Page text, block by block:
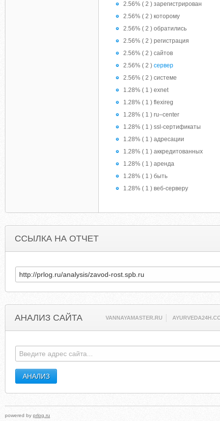
2.56% ( 2 ) зарегистрирован
2.56% ( 2 ) которому
2.56% ( 2 ) обратились
2.56% ( 2 ) регистрация
2.56% ( 2 ) сайтов
2.56% ( 2 ) сервер
2.56% ( 2 ) системе
1.28% ( 1 ) exnet
1.28% ( 1 ) flexireg
1.28% ( 1 ) ru–center
1.28% ( 1 ) ssl-сертификаты
1.28% ( 1 ) адресации
1.28% ( 1 ) аккредитованных
1.28% ( 1 ) аренда
1.28% ( 1 ) быть
1.28% ( 1 ) веб-серверу
ССЫЛКА НА ОТЧЕТ
АНАЛИЗ САЙТА VANNAYAMASTER.RU
powered by prlog.ru